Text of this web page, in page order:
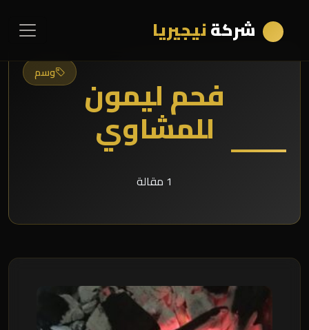
شركةنيجيريا
وسم فحم ليمون
للمشاوي
1 مقالة